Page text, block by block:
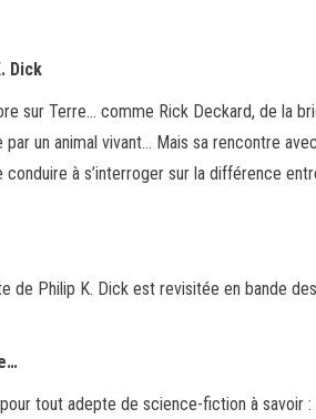
Dick
sur Terre… comme Rick Deckard, de la
un animal vivant… Mais sa rencontre
à s’interroger sur la différence
de Philip K. Dick est revisitée en bande
tout adepte de science-fiction à savoir